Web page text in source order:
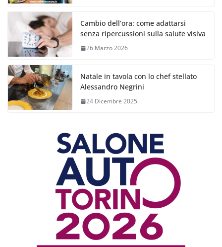
Cambio dell’ora: come adattarsi
senza ripercussioni sulla salute visiva
26 Marzo 2026
Natale in tavola con lo chef stellato
Alessandro Negrini
24 Dicembre 2025